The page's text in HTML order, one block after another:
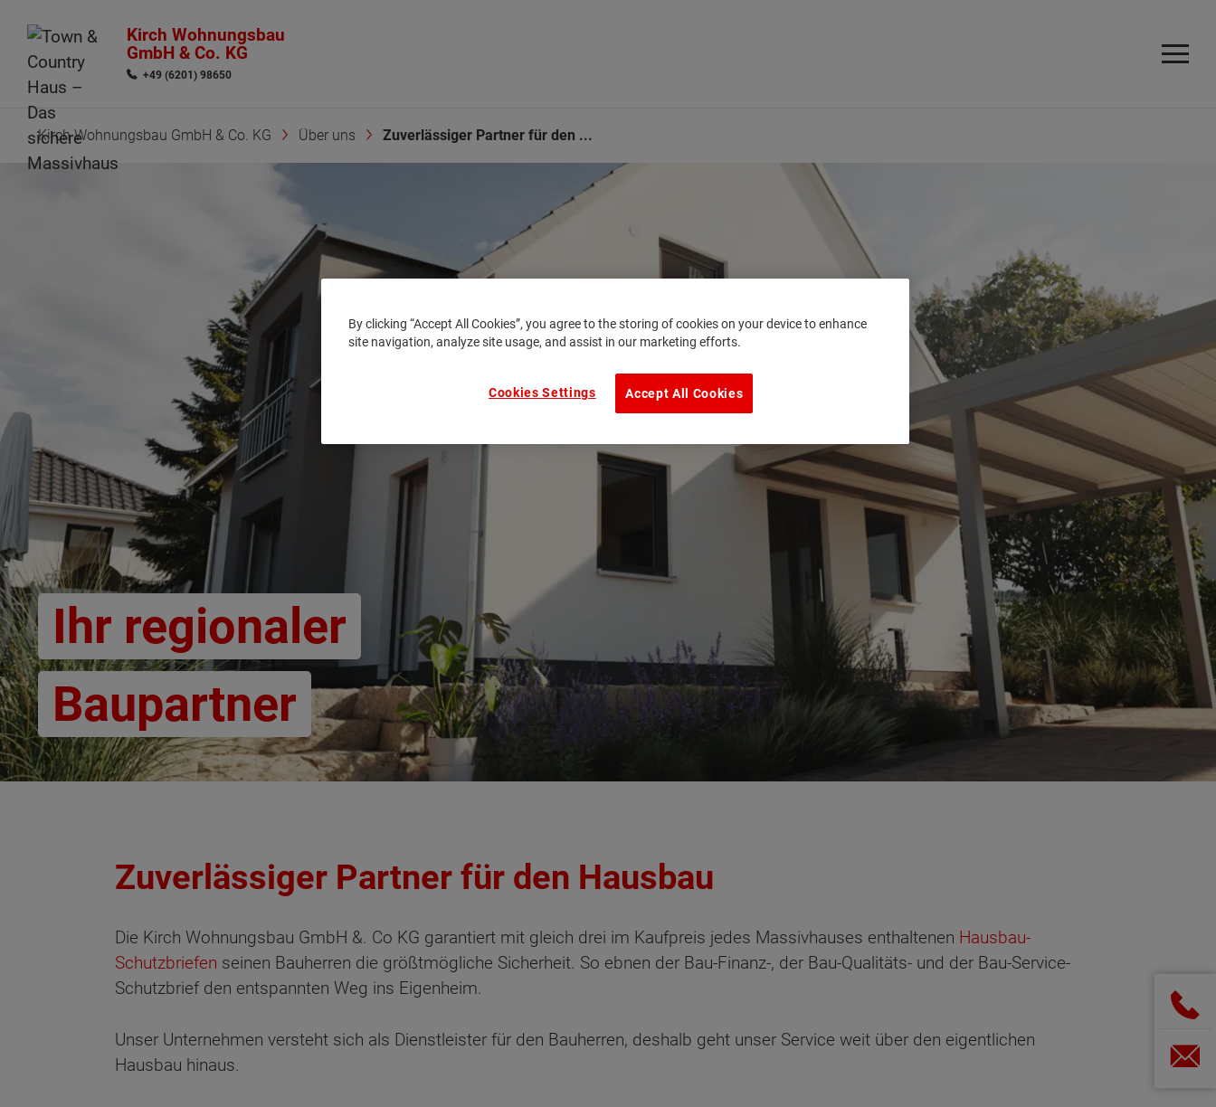
Kirch Wohnungsbau
GmbH & Co. KG
+49 (6201) 98650
Kirch Wohnungsbau GmbH & Co. KG Über uns Zuverlässiger Partner für den ...
Ihr regionaler
Baupartner
Zuverlässiger Partner für den Hausbau
Die Kirch Wohnungsbau GmbH &. Co KG garantiert mit gleich drei im Kaufpreis jedes Massivhauses enthaltenen Hausbau-
Schutzbriefen seinen Bauherren die größtmögliche Sicherheit. So ebnen der Bau-Finanz-, der Bau-Qualitäts- und der Bau-Service-
Schutzbrief den entspannten Weg ins Eigenheim.
Unser Unternehmen versteht sich als Dienstleister für den Bauherren, deshalb geht unser Service weit über den eigentlichen
Hausbau hinaus.
By clicking “Accept All Cookies”, you agree to the storing of cookies on your device to enhance
site navigation, analyze site usage, and assist in our marketing efforts.
Accept All Cookies
Cookies Settings